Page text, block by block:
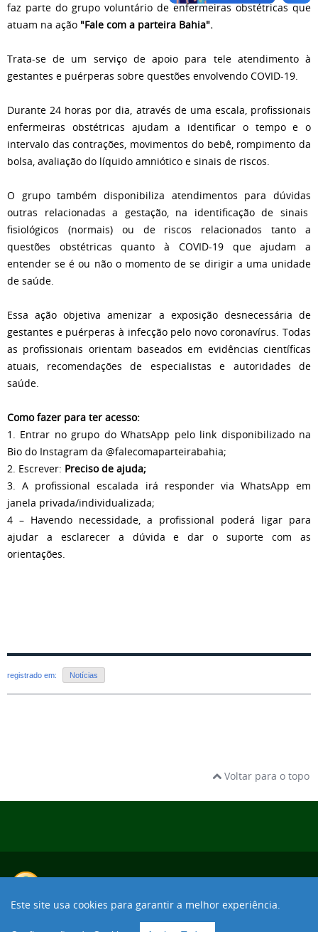
Este site usa cookies para garantir a melhor experiência.
faz parte do grupo voluntário de enfermeiras obstétricas que
atuam na ação "Fale com a parteira Bahia".
Trata-se de um serviço de apoio para tele atendimento à
gestantes e puérperas sobre questões envolvendo COVID-19.
Durante 24 horas por dia, através de uma escala, profissionais
enfermeiras obstétricas ajudam a identificar o tempo e o
intervalo das contrações, movimentos do bebê, rompimento da
bolsa, avaliação do líquido amniótico e sinais de riscos.
O grupo também disponibiliza atendimentos para dúvidas
outras relacionadas a gestação, na identificação de sinais
fisiológicos (normais) ou de riscos relacionados tanto a
questões obstétricas quanto à COVID-19 que ajudam a
entender se é ou não o momento de se dirigir a uma unidade
de saúde.
Essa ação objetiva amenizar a exposição desnecessária de
gestantes e puérperas à infecção pelo novo coronavírus. Todas
as profissionais orientam baseados em evidências científicas
atuais, recomendações de especialistas e autoridades de
saúde.
Como fazer para ter acesso:
1. Entrar no grupo do WhatsApp pelo link disponibilizado na
Bio do Instagram da @falecomaparteirabahia;
2. Escrever: Preciso de ajuda;
3. A profissional escalada irá responder via WhatsApp em
janela privada/individualizada;
4 – Havendo necessidade, a profissional poderá ligar para
ajudar a esclarecer a dúvida e dar o suporte com as
orientações.
registrado em: Notícias
Voltar para o topo